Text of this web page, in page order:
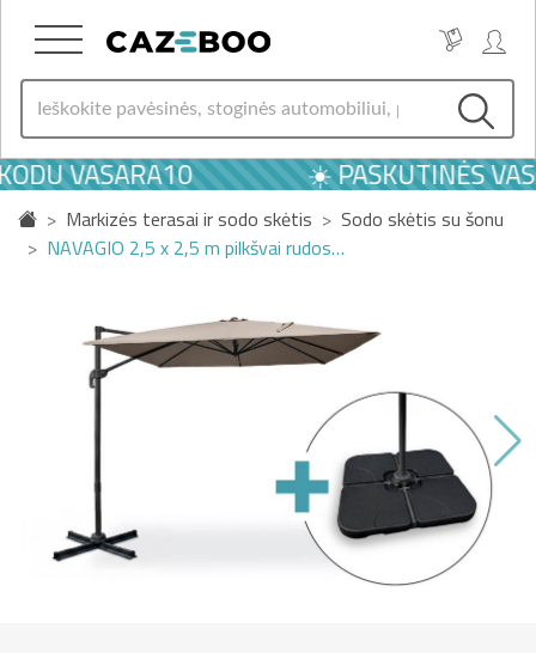
VASARA10 ☀️ PASKUTINĖS
Markizės terasai ir sodo skėtis
Sodo skėtis su šonu
NAVAGIO 2,5 x 2,5 m pilkšvai rudos…